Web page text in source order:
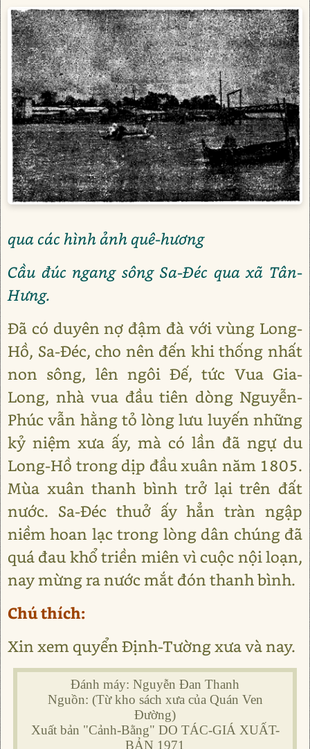
qua các hình ảnh quê-hương
Cầu đúc ngang sông Sa-Đéc qua xã Tân-
Hưng.
Đã có duyên nợ đậm đà với vùng Long-
Hồ, Sa-Đéc, cho nên đến khi thống nhất
non sông, lên ngôi Đế, tức Vua Gia-
Long, nhà vua đầu tiên dòng Nguyễn-
Phúc vẫn hằng tỏ lòng lưu luyến những
kỷ niệm xưa ấy, mà có lần đã ngự du
Long-Hồ trong dịp đầu xuân năm 1805.
Mùa xuân thanh bình trở lại trên đất
nước. Sa-Đéc thuở ấy hẳn tràn ngập
niềm hoan lạc trong lòng dân chúng đã
quá đau khổ triền miên vì cuộc nội loạn,
nay mừng ra nước mắt đón thanh bình.
Chú thích:
Xin xem quyển Định-Tường xưa và nay.
Đánh máy: Nguyễn Đan Thanh
Nguồn: (Từ kho sách xưa của Quán Ven
Đường)
Xuất bản "Cảnh-Bằng" DO TÁC-GIÁ XUẤT-
BẢN 1971